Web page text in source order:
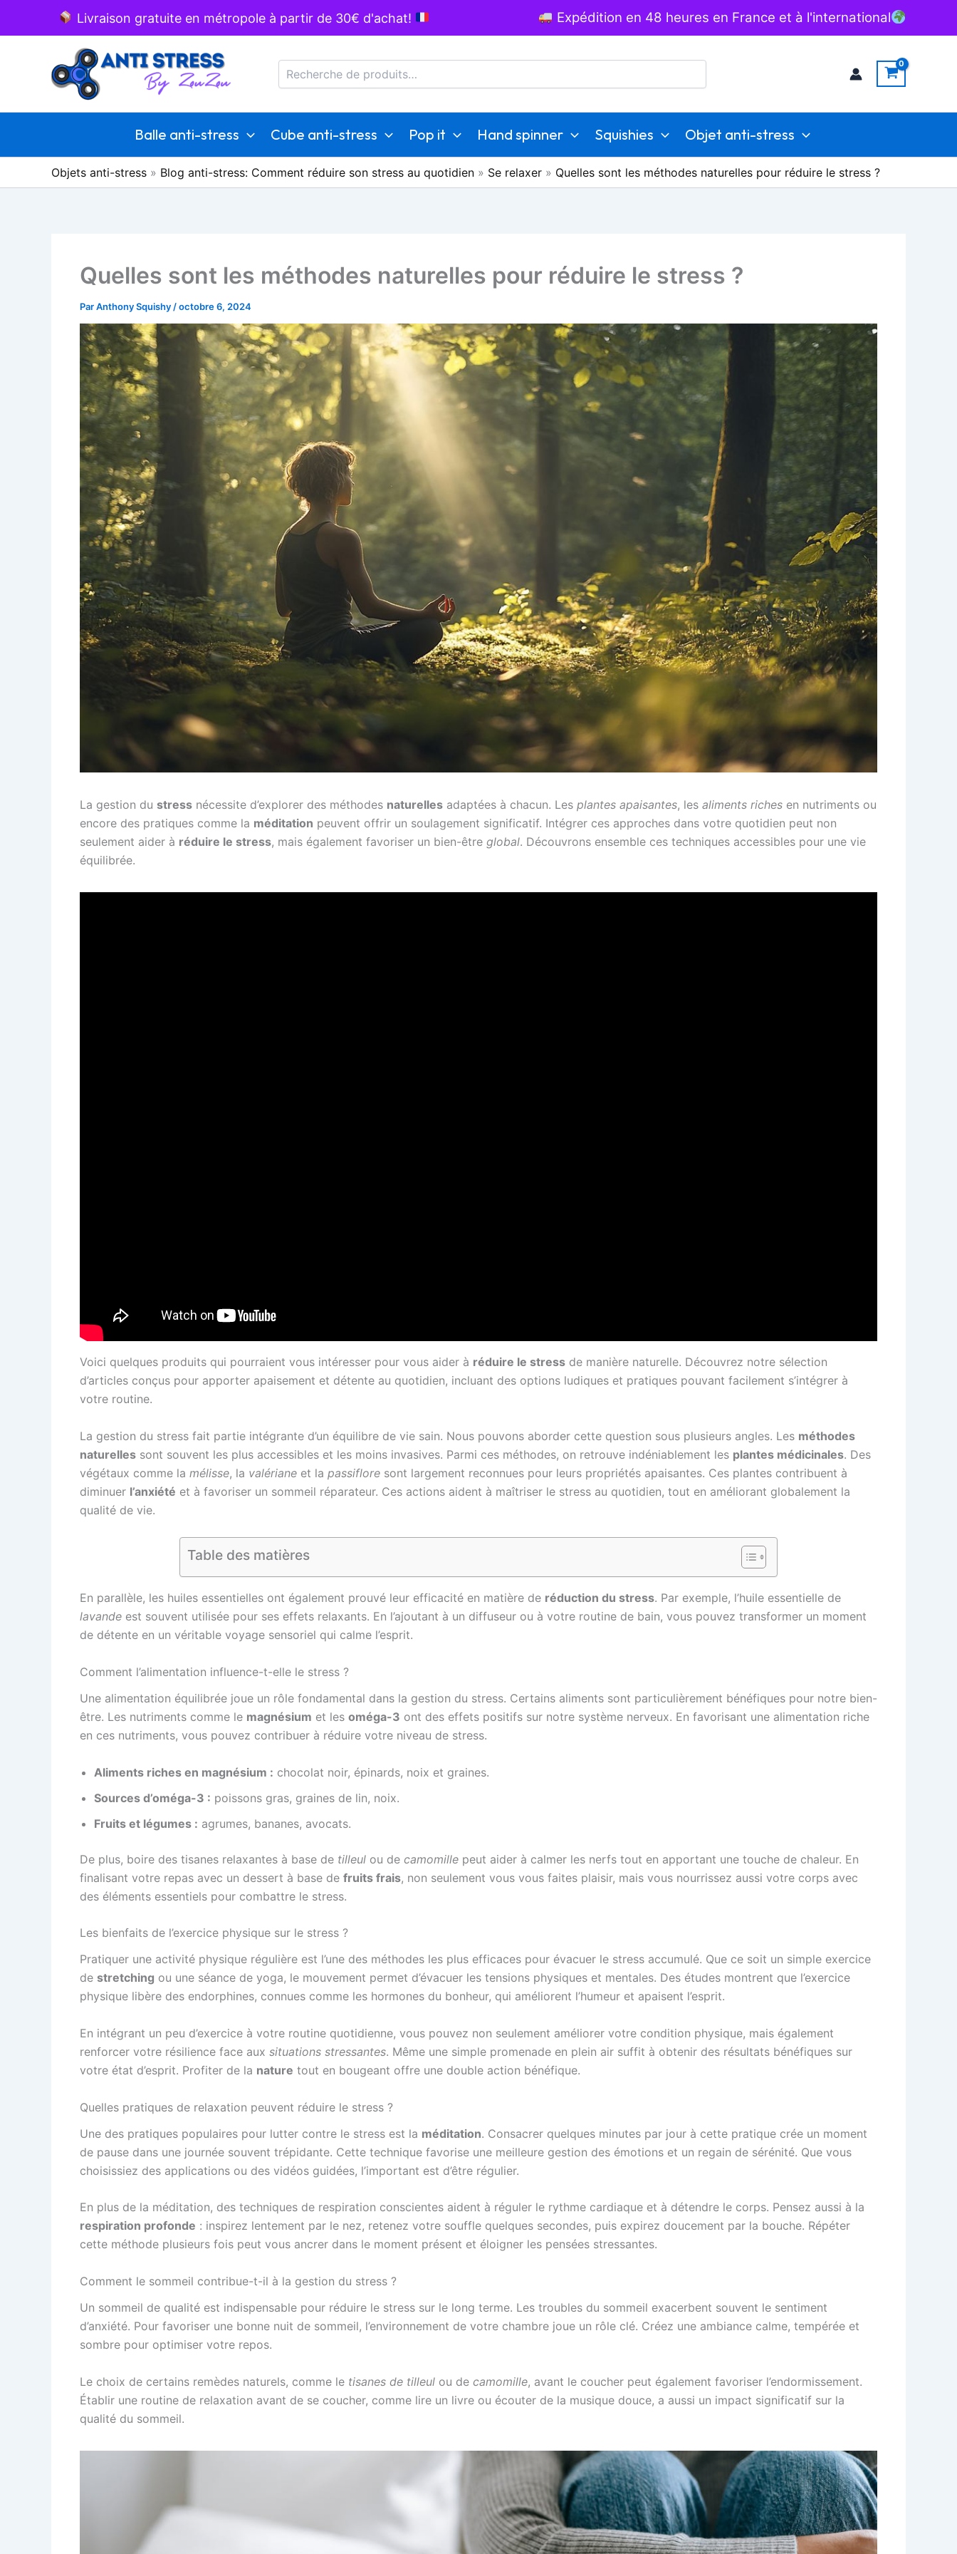
Livraison gratuite en métropole à partir de 30€ d'achat! Expédition en 48 heures en France et à l'international
Balle anti-stress Cube anti-stress Pop it Hand spinner Squishies Objet anti-stress
Objets anti-stress » Blog anti-stress: Comment réduire son stress au quotidien » Se relaxer » Quelles sont les méthodes naturelles pour réduire le stress ?
Quelles sont les méthodes naturelles pour réduire le stress ?
ParAnthony Squishy /octobre 6, 2024
La gestion du stress nécessite d’explorer des méthodes naturelles adaptées à chacun. Les plantes apaisantes, les aliments riches en nutriments ou
encore des pratiques comme la méditation peuvent offrir un soulagement significatif. Intégrer ces approches dans votre quotidien peut non
seulement aider à réduire le stress, mais également favoriser un bien-être global. Découvrons ensemble ces techniques accessibles pour une vie
équilibrée.
Voici quelques produits qui pourraient vous intéresser pour vous aider à réduire le stress de manière naturelle. Découvrez notre sélection
d’articles conçus pour apporter apaisement et détente au quotidien, incluant des options ludiques et pratiques pouvant facilement s’intégrer à
votre routine.
La gestion du stress fait partie intégrante d’un équilibre de vie sain. Nous pouvons aborder cette question sous plusieurs angles. Les méthodes
naturelles sont souvent les plus accessibles et les moins invasives. Parmi ces méthodes, on retrouve indéniablement les plantes médicinales. Des
végétaux comme la mélisse, la valériane et la passiflore sont largement reconnues pour leurs propriétés apaisantes. Ces plantes contribuent à
diminuer l’anxiété et à favoriser un sommeil réparateur. Ces actions aident à maîtriser le stress au quotidien, tout en améliorant globalement la
qualité de vie.
Table des matières
En parallèle, les huiles essentielles ont également prouvé leur efficacité en matière de réduction du stress. Par exemple, l’huile essentielle de
lavande est souvent utilisée pour ses effets relaxants. En l’ajoutant à un diffuseur ou à votre routine de bain, vous pouvez transformer un moment
de détente en un véritable voyage sensoriel qui calme l’esprit.
Comment l’alimentation influence-t-elle le stress ?
Une alimentation équilibrée joue un rôle fondamental dans la gestion du stress. Certains aliments sont particulièrement bénéfiques pour notre bien-
être. Les nutriments comme le magnésium et les oméga-3 ont des effets positifs sur notre système nerveux. En favorisant une alimentation riche
en ces nutriments, vous pouvez contribuer à réduire votre niveau de stress.
Aliments riches en magnésium : chocolat noir, épinards, noix et graines.
Sources d’oméga-3 : poissons gras, graines de lin, noix.
Fruits et légumes : agrumes, bananes, avocats.
De plus, boire des tisanes relaxantes à base de tilleul ou de camomille peut aider à calmer les nerfs tout en apportant une touche de chaleur. En
finalisant votre repas avec un dessert à base de fruits frais, non seulement vous vous faites plaisir, mais vous nourrissez aussi votre corps avec
des éléments essentiels pour combattre le stress.
Les bienfaits de l’exercice physique sur le stress ?
Pratiquer une activité physique régulière est l’une des méthodes les plus efficaces pour évacuer le stress accumulé. Que ce soit un simple exercice
de stretching ou une séance de yoga, le mouvement permet d’évacuer les tensions physiques et mentales. Des études montrent que l’exercice
physique libère des endorphines, connues comme les hormones du bonheur, qui améliorent l’humeur et apaisent l’esprit.
En intégrant un peu d’exercice à votre routine quotidienne, vous pouvez non seulement améliorer votre condition physique, mais également
renforcer votre résilience face aux situations stressantes. Même une simple promenade en plein air suffit à obtenir des résultats bénéfiques sur
votre état d’esprit. Profiter de la nature tout en bougeant offre une double action bénéfique.
Quelles pratiques de relaxation peuvent réduire le stress ?
Une des pratiques populaires pour lutter contre le stress est la méditation. Consacrer quelques minutes par jour à cette pratique crée un moment
de pause dans une journée souvent trépidante. Cette technique favorise une meilleure gestion des émotions et un regain de sérénité. Que vous
choisissiez des applications ou des vidéos guidées, l’important est d’être régulier.
En plus de la méditation, des techniques de respiration conscientes aident à réguler le rythme cardiaque et à détendre le corps. Pensez aussi à la
respiration profonde : inspirez lentement par le nez, retenez votre souffle quelques secondes, puis expirez doucement par la bouche. Répéter
cette méthode plusieurs fois peut vous ancrer dans le moment présent et éloigner les pensées stressantes.
Comment le sommeil contribue-t-il à la gestion du stress ?
Un sommeil de qualité est indispensable pour réduire le stress sur le long terme. Les troubles du sommeil exacerbent souvent le sentiment
d’anxiété. Pour favoriser une bonne nuit de sommeil, l’environnement de votre chambre joue un rôle clé. Créez une ambiance calme, tempérée et
sombre pour optimiser votre repos.
Le choix de certains remèdes naturels, comme le tisanes de tilleul ou de camomille, avant le coucher peut également favoriser l’endormissement.
Établir une routine de relaxation avant de se coucher, comme lire un livre ou écouter de la musique douce, a aussi un impact significatif sur la
qualité du sommeil.